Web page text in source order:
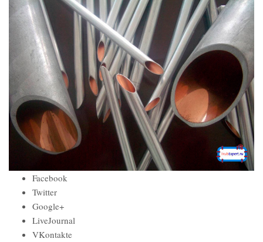
Facebook
Twitter
Google+
LiveJournal
VKontakte